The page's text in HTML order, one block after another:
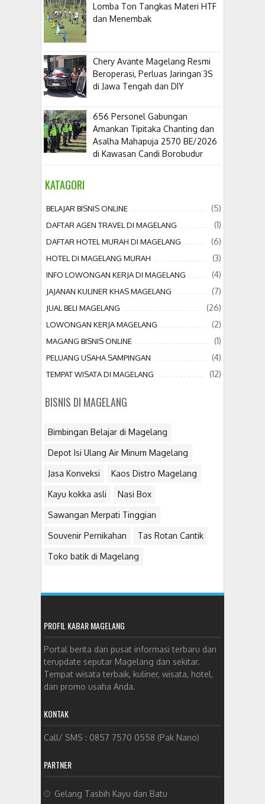
Lomba Ton Tangkas Materi HTF
dan Menembak
​Chery Avante Magelang Resmi
Beroperasi, Perluas Jaringan 3S
di Jawa Tengah dan DIY
656 Personel Gabungan
Amankan Tipitaka Chanting dan
Asalha Mahapuja 2570 BE/2026
di Kawasan Candi Borobudur
KATAGORI
BELAJAR BISNIS ONLINE (5)
DAFTAR AGEN TRAVEL DI MAGELANG (1)
DAFTAR HOTEL MURAH DI MAGELANG (6)
HOTEL DI MAGELANG MURAH (3)
INFO LOWONGAN KERJA DI MAGELANG (4)
JAJANAN KULINER KHAS MAGELANG (7)
JUAL BELI MAGELANG (26)
LOWONGAN KERJA MAGELANG (2)
MAGANG BISNIS ONLINE (1)
PELUANG USAHA SAMPINGAN (4)
TEMPAT WISATA DI MAGELANG (12)
BISNIS DI MAGELANG
Bimbingan Belajar di Magelang
Depot Isi Ulang Air Minum Magelang
Jasa Konveksi Kaos Distro Magelang
Kayu kokka asli Nasi Box
Sawangan Merpati Tinggian
Souvenir Pernikahan Tas Rotan Cantik
Toko batik di Magelang
PROFIL KABAR MAGELANG
Portal berita dan pusat informasi terbaru dan
terupdate seputar Magelang dan sekitar.
Tempat wisata terbaik, kuliner, wisata, hotel,
dan promo usaha Anda.
KONTAK
Call/ SMS : 0857 7570 0558 (Pak Nano)
PARTNER
Gelang Tasbih Kayu dan Batu